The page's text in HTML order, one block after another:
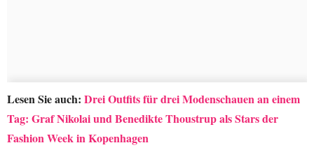
Lesen Sie auch: Drei Outfits für drei Modenschauen an einem
Tag: Graf Nikolai und Benedikte Thoustrup als Stars der
Fashion Week in Kopenhagen